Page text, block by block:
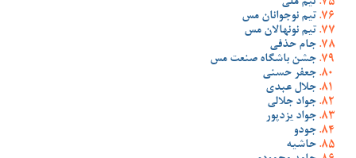
تیم ملی
تیم نوجوانان مس
تیم نونهالان مس
جام حذفی
جشن باشگاه صنعت مس
جعفر حسنی
جلال عبدی
جواد جلالی
جواد یزدپور
جودو
حاشیه